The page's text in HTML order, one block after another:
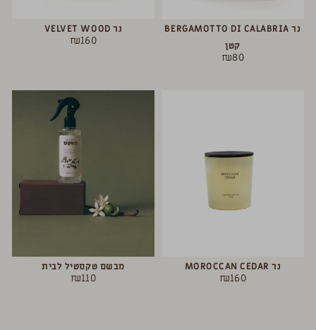
נר BERGAMOTTO DI CALABRIA
קטן
₪80
נר VELVET WOOD
₪160
נר MOROCCAN CEDAR
₪160
מבשם טקסטיל לבית
₪110